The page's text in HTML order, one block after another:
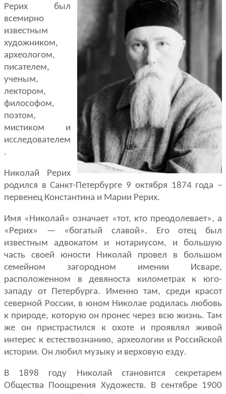
Рерих был
всемирно
известным
художником,
археологом,
пи­сателем,
ученым,
лектором,
философом,
поэтом,
мистиком и
исследовате­лем
.
Николай Рерих
родился в Санкт-Петербурге 9 октября 1874 го­да –
первенец Константина и Марии Рерих.
Имя «Нико­лай» означает «тот, кто преодолевает», а
«Рерих» — «бога­тый славой». Его отец был
известным адвокатом и нота­риусом, и большую
часть своей юности Николай провел в большом
семейном загородном имении Исваре,
распо­ложенном в девяноста километрах к юго-
западу от Пе­тербурга. Именно там, среди красот
северной России, в юном Николае родилась любовь
к природе, которую он пронес через всю жизнь. Там
же он пристрастился к охо­те и проявлял живой
интерес к естествознанию, археологии и Российской
истории. Он любил музыку и верховую езду.
В 1898 году Николай становится секретарем
Общества Поощрения Худо­жеств. В сентябре 1900